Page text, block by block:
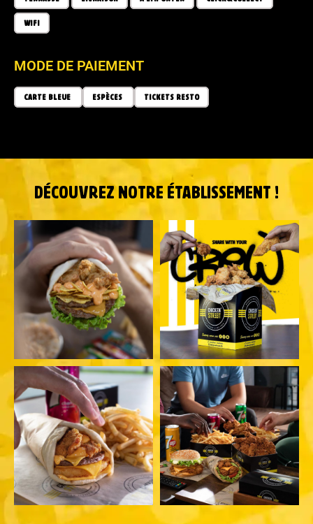
WIFI
MODE DE PAIEMENT
CARTE BLEUE ESPÈCES TICKETS RESTO
DÉCOUVREZ NOTRE ÉTABLISSEMENT !